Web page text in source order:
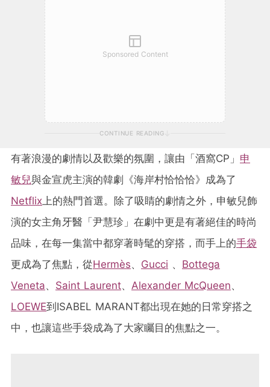
Sponsored Content
CONTINUE READING
有著浪漫的劇情以及歡樂的氛圍，讓由「酒窩CP」 申
敏兒與金宣虎主演的韓劇《海岸村恰恰恰》成為了
Netflix 上的熱門首選。除了吸睛的劇情之外，申敏兒飾
演的女主角牙醫「尹慧珍」在劇中更是有著絕佳的時尚
品味，在每一集當中都穿著時髦的穿搭，而手上的手袋
更成為了焦點，從Hermès、 Gucci 、 Bottega
Veneta、 Saint Laurent、 Alexander McQueen、
LOEWE到ISABEL MARANT都出現在她的日常穿搭之
中，也讓這些手袋成為了大家矚目的焦點之一。